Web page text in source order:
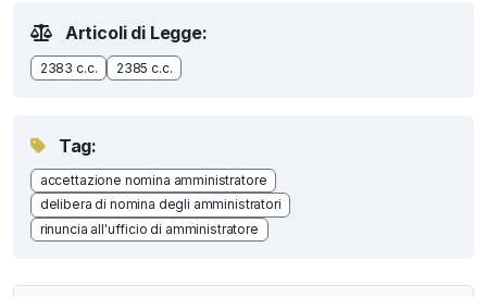
Articoli di Legge:
2383 c.c. 2385 c.c.
Tag:
accettazione nomina amministratore
delibera di nomina degli amministratori
rinuncia all'ufficio di amministratore